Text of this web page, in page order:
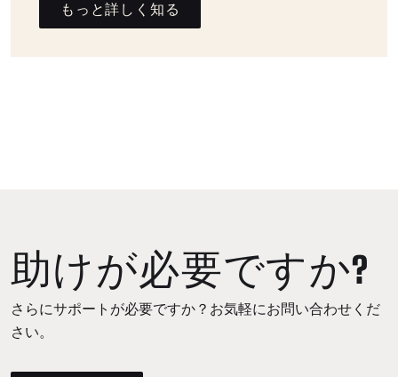
もっと詳しく知る
助けが必要ですか?
さらにサポートが必要ですか？お気軽にお問い合わせくだ
さい。